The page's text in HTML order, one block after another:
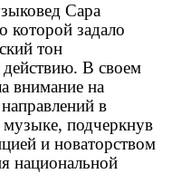
Сара
которой задало
тон
В своем
внимание на
в
подчеркнув
и новаторством
национальной